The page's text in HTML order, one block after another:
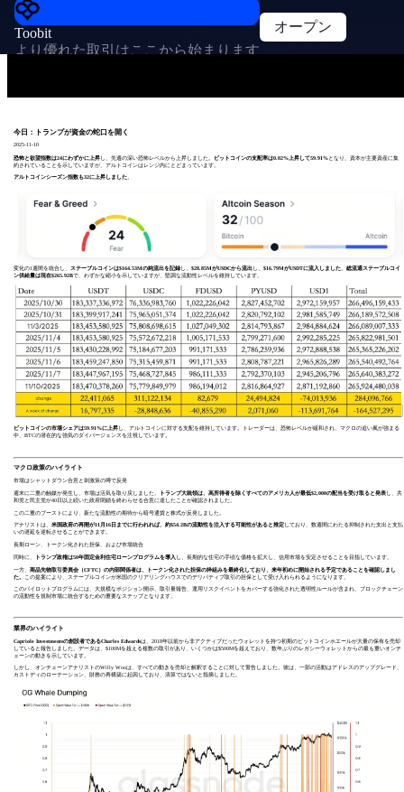
Toobit
より優れた取引はここから始まります
オープン
今日：トランプが資金の蛇口を開く
2025-11-10
恐怖と欲望指数は24にわずかに上昇し、先週の深い恐怖レベルから上昇しました。 ビットコインの支配率は0.02%上昇して59.91%となり、資本が主要資産に集
約されていることを示していますが、アルトコインはレンジ内にとどまっています。
アルトコインシーズン指数も32に上昇しました。
変化の1週間を統合し、 ステーブルコインは$164.53Mの純流出を記録し、 $28.85MがUSDCから流出し、 $16.79MがUSDTに流入しました。 総流通ステーブルコイ
ン供給量は現在$265.92Bで、わずかな縮小を示していますが、堅調な流動性レベルを維持しています。
ビットコインの市場シェアは59.91%に上昇し、アルトコインに対する支配を維持しています。トレーダーは、恐怖レベルが緩和され、マクロの追い風が強まる
中、BTCの潜在的な強気のダイバージェンスを注視しています。
マクロ政策のハイライト
市場はシャットダウン合意と刺激策の噂で反発
週末に二重の触媒が発生し、市場は活気を取り戻しました。 トランプ大統領は、高所得者を除くすべてのアメリカ人が最低$2,000の配当を受け取ると発表し、共
和党と民主党が40日以上続いた政府閉鎖を終わらせる合意に達したことが確認されました。
この二重のブーストにより、新たな流動性の期待から暗号通貨と株式が反発しました。
アナリストは、 米国政府の再開が11月16日までに行われれば、約$54.2Bの流動性を注入する可能性があると推定しており、数週間にわたる抑制された支出と支払
いの遅延を逆転させることができます。
長期ローン、トークン化された担保、および市場統合
同時に、 トランプ政権は50年固定金利住宅ローンプログラムを導入 し、長期的な住宅の手頃な価格を拡大し、信用市場を安定させることを目指しています。
一方、 商品先物取引委員会（CFTC）の内部関係者は、トークン化された担保の枠組みを最終化しており、来年初めに開始される予定であることを確認しまし
た。
この提案により、ステーブルコインが米国のクリアリングハウスでのデリバティブ取引の担保として受け入れられるようになります。
このパイロットプログラムには、大規模なポジション開示、取引量報告、運用リスクイベントをカバーする強化された透明性ルールが含まれ、ブロックチェーン
の流動性を規制市場に統合するための重要なステップとなります。
業界のハイライト
Capriole Investmentsの創設者であるCharles Edwardsは、2018年以前から非アクティブだったウォレットを持つ初期のビットコインホエールが大量の保有を売却
していると報告しました。データは、$100Mを超える複数の取引があり、いくつかは$500Mを超えており、数年ぶりのレガシーウォレットからの最も重いオンチ
ェーンの動きを示しています。
しかし、オンチェーンアナリストのWilly Wooは、すべての動きを売却と解釈することに対して警告しました。彼は、一部の活動はアドレスのアップグレード、
カストディのローテーション、財務の再構築に起因しており、清算ではないと指摘しました。